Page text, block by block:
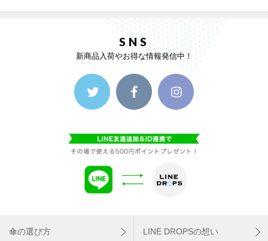
SNS
新商品入荷やお得な情報発信中！
傘の選び方 LINE DROPSの想い